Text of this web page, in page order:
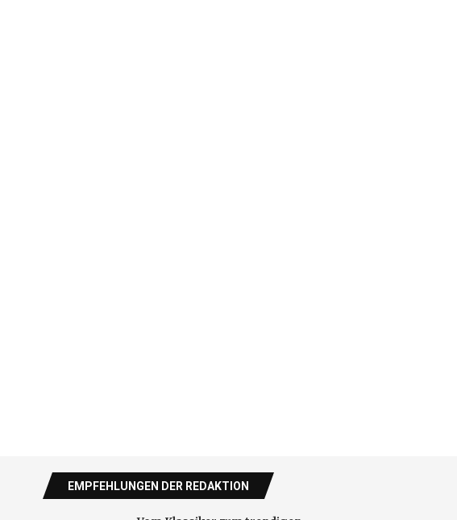
EMPFEHLUNGEN DER REDAKTION